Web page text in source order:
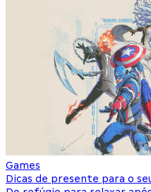
Games
Dicas de presente para o